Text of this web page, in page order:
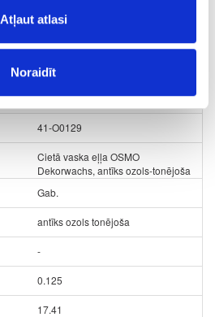
Atļaut atlasi
Noraidīt
41-O0129
Cietā vaska eļļa OSMO
Dekorwachs, antīks ozols-tonējoša
Gab.
antīks ozols tonējoša
-
0.125
17.41